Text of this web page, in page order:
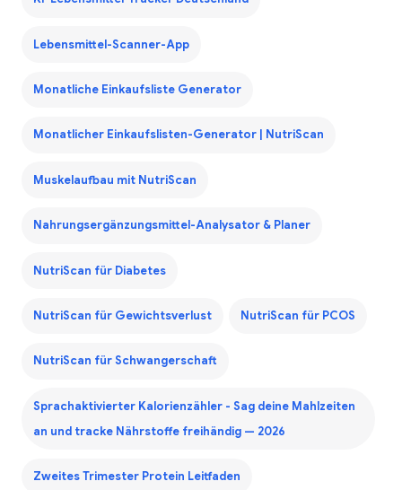
Lebensmittel-Scanner-App
Monatliche Einkaufsliste Generator
Monatlicher Einkaufslisten-Generator | NutriScan
Muskelaufbau mit NutriScan
Nahrungsergänzungsmittel-Analysator & Planer
NutriScan für Diabetes
NutriScan für Gewichtsverlust NutriScan für PCOS
NutriScan für Schwangerschaft
Sprachaktivierter Kalorienzähler - Sag deine Mahlzeiten
an und tracke Nährstoffe freihändig — 2026
Zweites Trimester Protein Leitfaden